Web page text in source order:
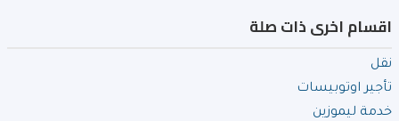
اقسام اخرى ذات صلة
نقل
تأجير اوتوبيسات
خدمة ليموزين